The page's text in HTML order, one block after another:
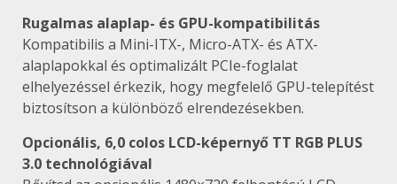
Rugalmas alaplap- és GPU-kompatibilitás
Kompatibilis a Mini-ITX-, Micro-ATX- és ATX-
alaplapokkal és optimalizált PCIe-foglalat
elhelyezéssel érkezik, hogy megfelelő GPU-telepítést
biztosítson a különböző elrendezésekben.
Opcionális, 6,0 colos LCD-képernyő TT RGB PLUS
3.0 technológiával